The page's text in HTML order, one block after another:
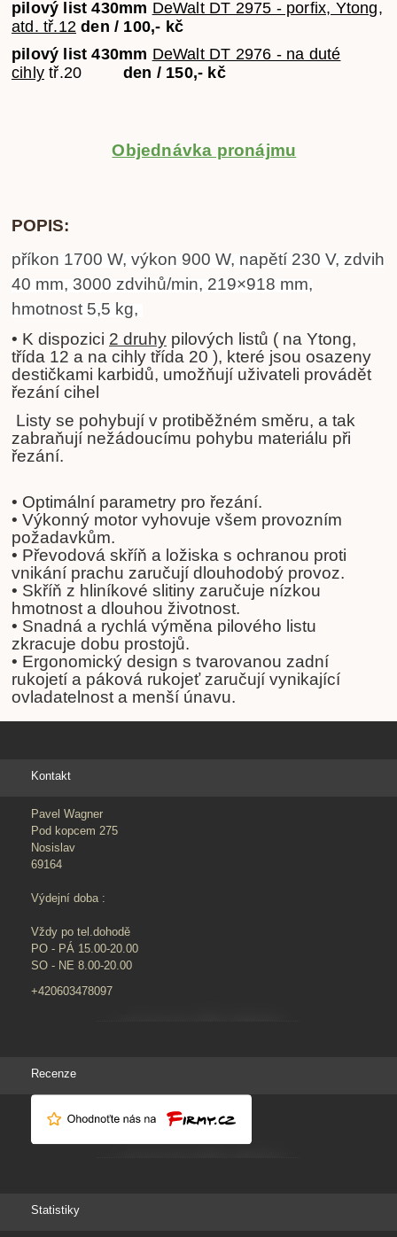
pilový list 430mm DeWalt DT 2975 - porfix, Ytong,
atd. tř.12 den / 100,- kč
pilový list 430mm DeWalt DT 2976 - na duté
cihly tř.20 den / 150,- kč
Objednávka pronájmu
POPIS:
příkon 1700 W, výkon 900 W, napětí 230 V, zdvih
40 mm, 3000 zdvihů/min, 219×918 mm,
hmotnost 5,5 kg,
• K dispozici 2 druhy pilových listů ( na Ytong,
třída 12 a na cihly třída 20 ), které jsou osazeny
destičkami karbidů, umožňují uživateli provádět
řezání cihel
Listy se pohybují v protiběžném směru, a tak
zabraňují nežádoucímu pohybu materiálu při
řezání.
• Optimální parametry pro řezání.
• Výkonný motor vyhovuje všem provozním
požadavkům.
• Převodová skříň a ložiska s ochranou proti
vnikání prachu zaručují dlouhodobý provoz.
• Skříň z hliníkové slitiny zaručuje nízkou
hmotnost a dlouhou životnost.
• Snadná a rychlá výměna pilového listu
zkracuje dobu prostojů.
• Ergonomický design s tvarovanou zadní
rukojetí a páková rukojeť zaručují vynikající
ovladatelnost a menší únavu.
Kontakt
Pavel Wagner
Pod kopcem 275
Nosislav
69164
Výdejní doba :
Vždy po tel.dohodě
PO - PÁ 15.00-20.00
SO - NE 8.00-20.00
+420603478097
Recenze
Statistiky